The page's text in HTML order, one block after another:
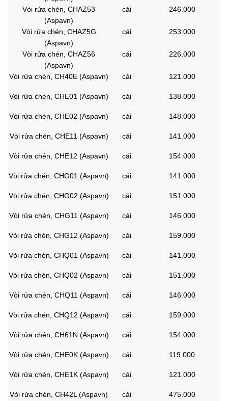
Vòi rửa chén, CHAZ53
(Aspavn)
cái 246.000
Vòi rửa chén, CHAZ5G
(Aspavn)
cái 253.000
Vòi rửa chén, CHAZ56
(Aspavn)
cái 226.000
Vòi rửa chén, CH40E (Aspavn) cái 121.000
Vòi rửa chén, CHE01 (Aspavn) cái 138.000
Vòi rửa chén, CHE02 (Aspavn) cái 148.000
Vòi rửa chén, CHE11 (Aspavn) cái 141.000
Vòi rửa chén, CHE12 (Aspavn) cái 154.000
Vòi rửa chén, CHG01 (Aspavn) cái 141.000
Vòi rửa chén, CHG02 (Aspavn) cái 151.000
Vòi rửa chén, CHG11 (Aspavn) cái 146.000
Vòi rửa chén, CHG12 (Aspavn) cái 159.000
Vòi rửa chén, CHQ01 (Aspavn) cái 141.000
Vòi rửa chén, CHQ02 (Aspavn) cái 151.000
Vòi rửa chén, CHQ11 (Aspavn) cái 146.000
Vòi rửa chén, CHQ12 (Aspavn) cái 159.000
Vòi rửa chén, CH61N (Aspavn) cái 154.000
Vòi rửa chén, CHE0K (Aspavn) cái 119.000
Vòi rửa chén, CHE1K (Aspavn) cái 121.000
Vòi rửa chén, CH42L (Aspavn) cái 475.000